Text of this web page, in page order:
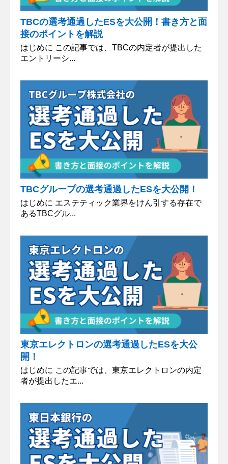
TBCの選考通過したESを大公開！書き方と面
接のポイントを解説
はじめに この記事では、TBCの内定者が提出した
エントリーシ...
TBCグループの選考通過したESを大公開！
はじめに エステティック業界をけん引する存在で
あるTBCグル...
東京エレクトロンの選考通過したESを大公
開！
はじめに この記事では、東京エレクトロンの内定
者が提出したエ...